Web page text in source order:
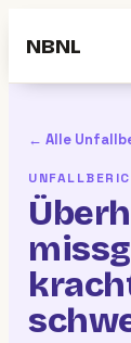
NBNL
← Alle